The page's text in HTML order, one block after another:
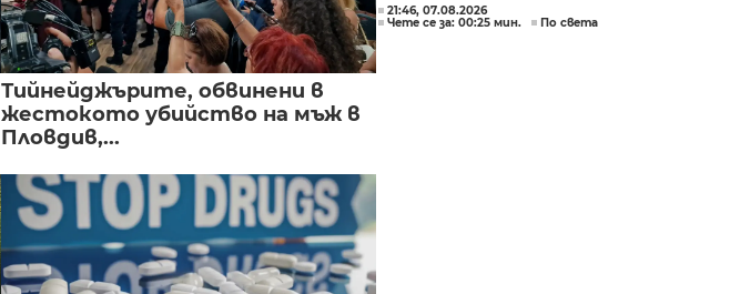
Тийнейджърите, обвинени в
жестокото убийство на мъж в
Пловдив,...
21:46, 07.08.2026
Чете се за: 00:25 мин.
По света